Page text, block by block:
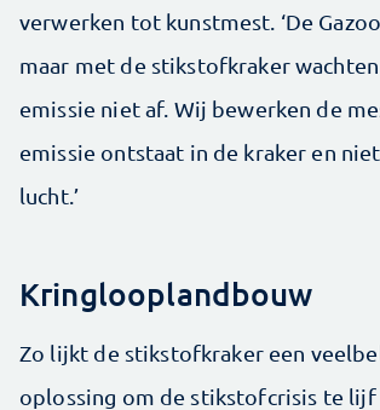
verwerken tot kunstmest. ‘De
maar met de stikstofkraker
emissie niet af. Wij bewerken de
emissie ontstaat in de kraker en
lucht.’
Kringlooplandbouw
Zo lijkt de stikstofkraker een
oplossing om de stikstofcrisis te lijf